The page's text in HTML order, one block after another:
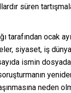
süren
tarafından ocak
siyaset, iş
ismin
neden